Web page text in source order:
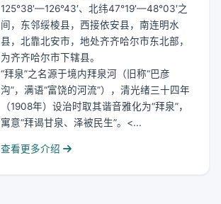
125°38′—126°43′、北纬47°19′—48°03′之
间，东邻绥棱县，西接依安县，南连明水
县，北靠北安市，地处齐齐哈尔市东北部，
为齐齐哈尔市下辖县。
“拜泉”之名源于境内拜泉河（旧称“巴彦
沟”，满语“富饶的河流”），清光绪三十四年
（1908年）设治时取其谐音雅化为“拜泉”，
寓意“拜谒甘泉、泽被民生”。<...
查看更多介绍